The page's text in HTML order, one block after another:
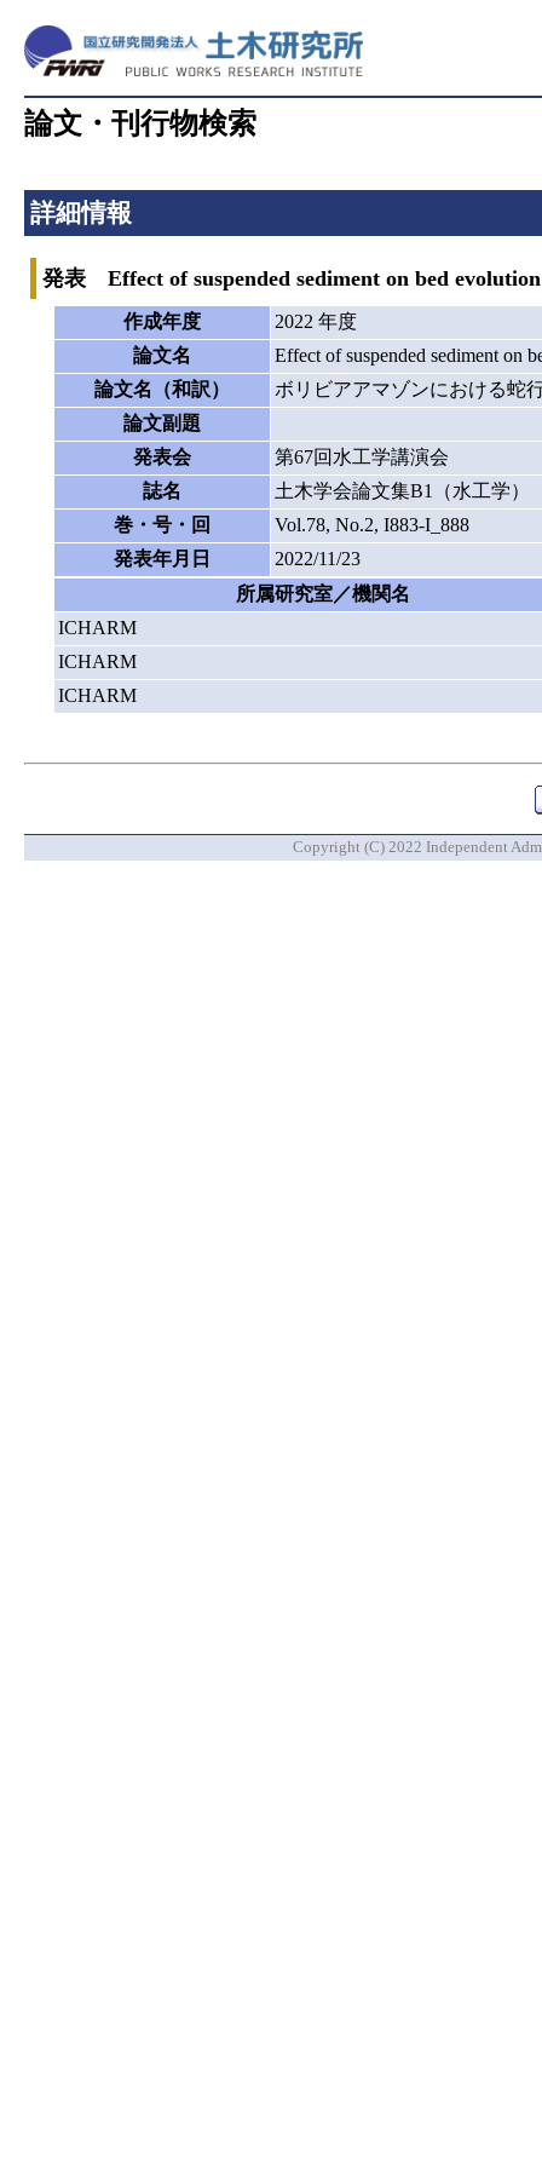
論文・刊行物検索
詳細情報
発表 Effect of suspended sediment on bed
作成年度
2022 年度
論文名
Effect of suspended sediment on
論文名（和訳）
ボリビアアマゾンにおける蛇
論文副題
発表会
第67回水工学講演会
誌名
土木学会論文集B1（水工学）
巻・号・回
Vol.78, No.2, I883-I_888
発表年月日
2022/11/23
所属研究室／機関名
ICHARM
ICHARM
ICHARM
Copyright (C) 2022 Independent